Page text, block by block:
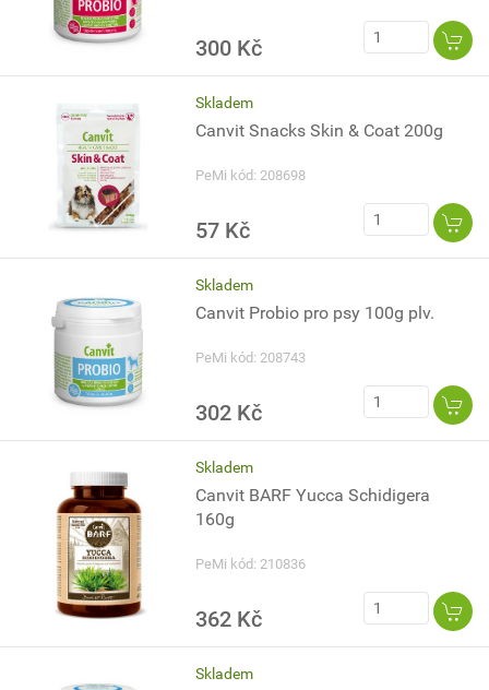
300 Kč
Skladem
Canvit Snacks Skin & Coat 200g
PeMi kód: 208698
57 Kč
Skladem
Canvit Probio pro psy 100g plv.
PeMi kód: 208743
302 Kč
Skladem
Canvit BARF Yucca Schidigera
160g
PeMi kód: 210836
362 Kč
Skladem